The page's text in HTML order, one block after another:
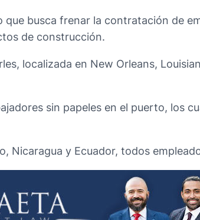
busca frenar la contratación de
de construcción.
localizada en New Orleans,
sin papeles en el puerto, los
Nicaragua y Ecuador, todos